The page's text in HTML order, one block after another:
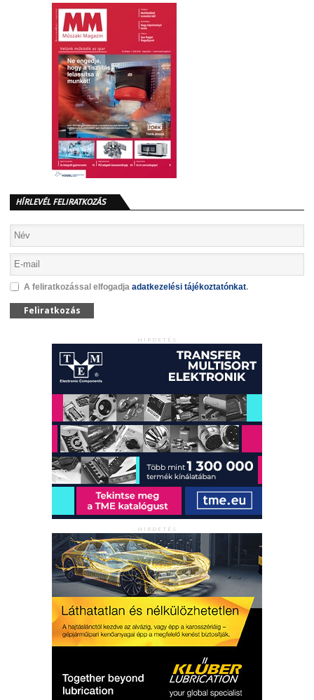
HÍRLEVÉL FELIRATKOZÁS
A feliratkozással elfogadja adatkezelési tájékoztatónkat.
Feliratkozás
HIRDETÉS
HIRDETÉS